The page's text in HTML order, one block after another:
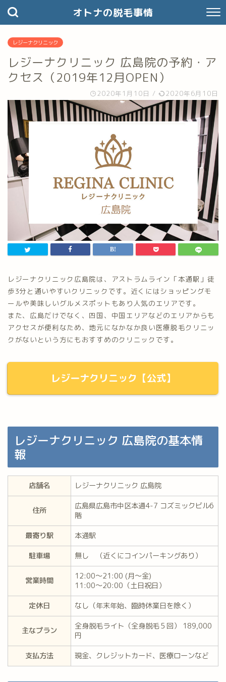
オトナの脱毛事情
レジーナクリニック
レジーナクリニック 広島院の予約・ア
クセス（2019年12月OPEN）
2020年1月10日 / 2020年6月10日
レジーナクリニック広島院は、アストラムライン「本通駅」徒
歩3分と通いやすいクリニックです。近くにはショッピングモ
ールや美味しいグルメスポットもあり人気のエリアです。
また、広島だけでなく、四国、中国エリアなどのエリアからも
アクセスが便利なため、地元になかなか良い医療脱毛クリニッ
クがないという方にもおすすめのクリニックです。
レジーナクリニック【公式】
レジーナクリニック 広島院の基本情
報
店舗名 レジーナクリニック 広島院
住所
広島県広島市中区本通4-7 コズミックビル6
階
最寄り駅
本通駅
駐車場
無し （近くにコインパーキングあり）
営業時間
12:00〜21:00 (月～金)
11:00〜20:00（土日祝日）
定休日
なし（年末年始、臨時休業日を除く）
主なプラン
全身脱毛ライト（全身脱毛５回） 189,000
円
支払方法
現金、クレジットカード、医療ローンなど